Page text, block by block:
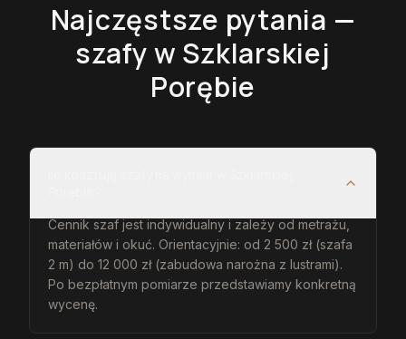
Najczęstsze pytania —
szafyw Szklarskiej
Porębie
Cennik szaf jest indywidualny i zależy od metrażu,
materiałów i okuć. Orientacyjnie: od 2 500 zł (szafa
2 m) do 12 000 zł (zabudowa narożna z lustrami).
Po bezpłatnym pomiarze przedstawiamy konkretną
wycenę.